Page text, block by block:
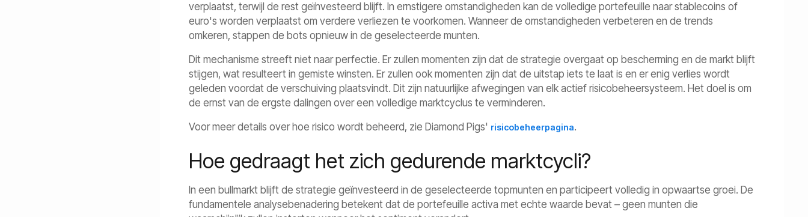
verplaatst, terwijl de rest geïnvesteerd blijft. In ernstigere omstandigheden kan de volledige portefeuille naar stablecoins of
euro's worden verplaatst om verdere verliezen te voorkomen. Wanneer de omstandigheden verbeteren en de trends
omkeren, stappen de bots opnieuw in de geselecteerde munten.
Dit mechanisme streeft niet naar perfectie. Er zullen momenten zijn dat de strategie overgaat op bescherming en de markt blijft
stijgen, wat resulteert in gemiste winsten. Er zullen ook momenten zijn dat de uitstap iets te laat is en er enig verlies wordt
geleden voordat de verschuiving plaatsvindt. Dit zijn natuurlijke afwegingen van elk actief risicobeheersysteem. Het doel is om
de ernst van de ergste dalingen over een volledige marktcyclus te verminderen.
Voor meer details over hoe risico wordt beheerd, zie Diamond Pigs' risicobeheerpagina.
Hoe gedraagt het zich gedurende marktcycli?
In een bullmarkt blijft de strategie geïnvesteerd in de geselecteerde topmunten en participeert volledig in opwaartse groei. De
fundamentele analysebenadering betekent dat de portefeuille activa met echte waarde bevat – geen munten die